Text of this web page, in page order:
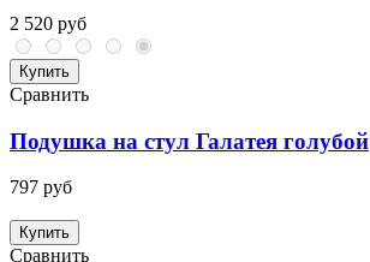
2 520 руб
Купить
Сравнить
Подушка на стул Галатея голубой
797 руб
Купить
Сравнить